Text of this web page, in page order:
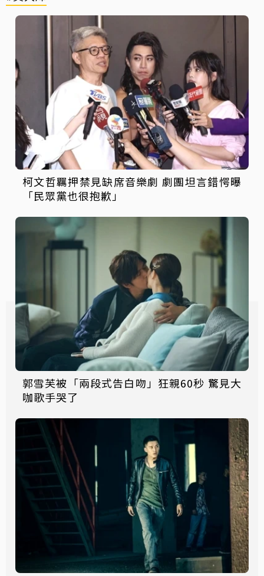
柯文哲羈押禁見缺席音樂劇 劇團坦言錯愕曝
「民眾黨也很抱歉」
郭雪芙被「兩段式告白吻」狂親60秒 驚見大
咖歌手哭了